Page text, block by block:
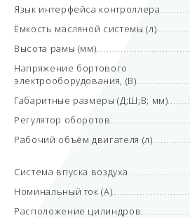
Язык интерфейса контроллера
Ёмкость масляной системы (л)
Высота рамы (мм)
Напряжение бортового
электрооборудования, (В)
Габаритные размеры (Д;Ш;В; мм)
Регулятор оборотов
Рабочий объём двигателя (л)
Система впуска воздуха
Номинальный ток (А)
Расположение цилиндров